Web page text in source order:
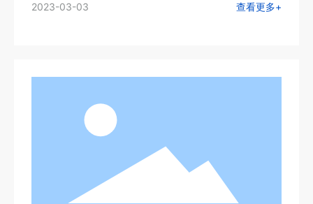
2023-03-03 查看更多+